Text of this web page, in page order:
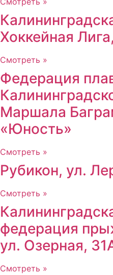
Хоккейная
Смотреть »
Федерация
Маршала
«Юность»
Смотреть »
Рубикон, ул.
Смотреть »
федерация
ул. Озерная,
Смотреть »